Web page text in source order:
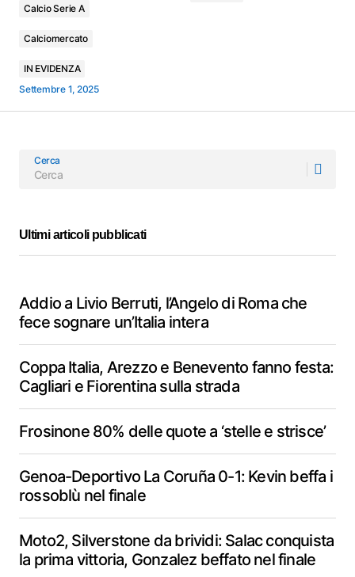
Calcio Serie A
Calciomercato
IN EVIDENZA
Settembre 1, 2025
Cerca
Ultimi articoli pubblicati
Addio a Livio Berruti, l’Angelo di Roma che
fece sognare un’Italia intera
Coppa Italia, Arezzo e Benevento fanno festa:
Cagliari e Fiorentina sulla strada
Frosinone 80% delle quote a ‘stelle e strisce’
Genoa-Deportivo La Coruña 0-1: Kevin beffa i
rossoblù nel finale
Moto2, Silverstone da brividi: Salac conquista
la prima vittoria, Gonzalez beffato nel finale